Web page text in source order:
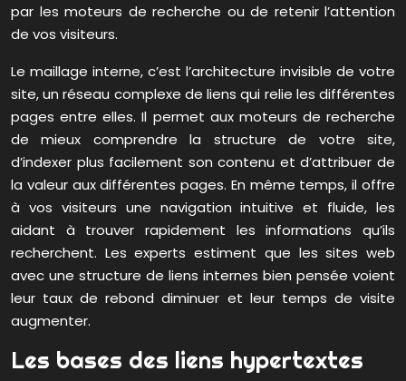
par les moteurs de recherche ou de retenir l’attention
de vos visiteurs.
Le maillage interne, c’est l’architecture invisible de votre
site, un réseau complexe de liens qui relie les différentes
pages entre elles. Il permet aux moteurs de recherche
de mieux comprendre la structure de votre site,
d’indexer plus facilement son contenu et d’attribuer de
la valeur aux différentes pages. En même temps, il offre
à vos visiteurs une navigation intuitive et fluide, les
aidant à trouver rapidement les informations qu’ils
recherchent. Les experts estiment que les sites web
avec une structure de liens internes bien pensée voient
leur taux de rebond diminuer et leur temps de visite
augmenter.
Les bases des liens hypertextes